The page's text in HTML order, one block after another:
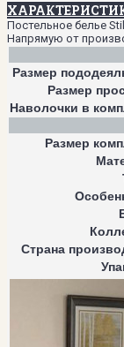
Постельное белье
Напрямую от
Размер
Размер
Наволочки в
Размер
Страна